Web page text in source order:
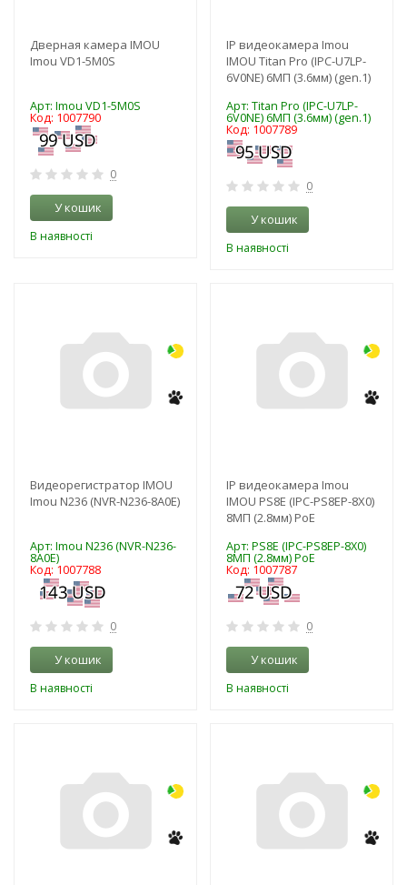
Дверная камера IMOU
Imou VD1-5M0S
Арт: Imou VD1-5M0S
Код: 1007790
0
У кошик
В наявності
IP видеокамера Imou
IMOU Titan Pro (IPC-U7LP-
6V0NE) 6МП (3.6мм) (gen.1)
Арт: Titan Pro (IPC-U7LP-
6V0NE) 6МП (3.6мм) (gen.1)
Код: 1007789
0
У кошик
В наявності
Видеорегистратор IMOU
Imou N236 (NVR-N236-8A0E)
Арт: Imou N236 (NVR-N236-
8A0E)
Код: 1007788
0
У кошик
В наявності
IP видеокамера Imou
IMOU PS8E (IPC-PS8EP-8X0)
8МП (2.8мм) PoE
Арт: PS8E (IPC-PS8EP-8X0)
8МП (2.8мм) PoE
Код: 1007787
0
У кошик
В наявності